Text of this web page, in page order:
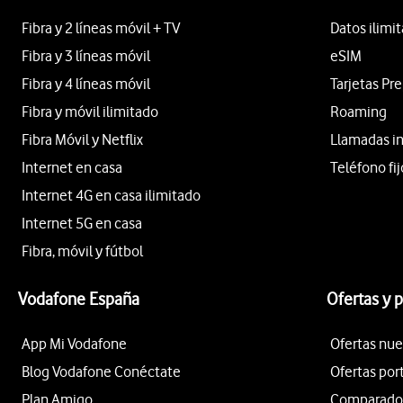
Fibra y 2 líneas móvil + TV
Fibra y 3 líneas móvil
Fibra y 4 líneas móvil
Fibra y móvil ilimitado
Fibra Móvil y Netflix
Internet en casa
Internet 4G en casa ilimitado
Internet 5G en casa
Fibra, móvil y fútbol
Datos
eSIM
Tarjetas
Roaming
Llamadas
Teléfono
Vodafone España
App Mi Vodafone
Blog Vodafone Conéctate
Plan Amigo
Ofertas y
Ofertas
Ofertas